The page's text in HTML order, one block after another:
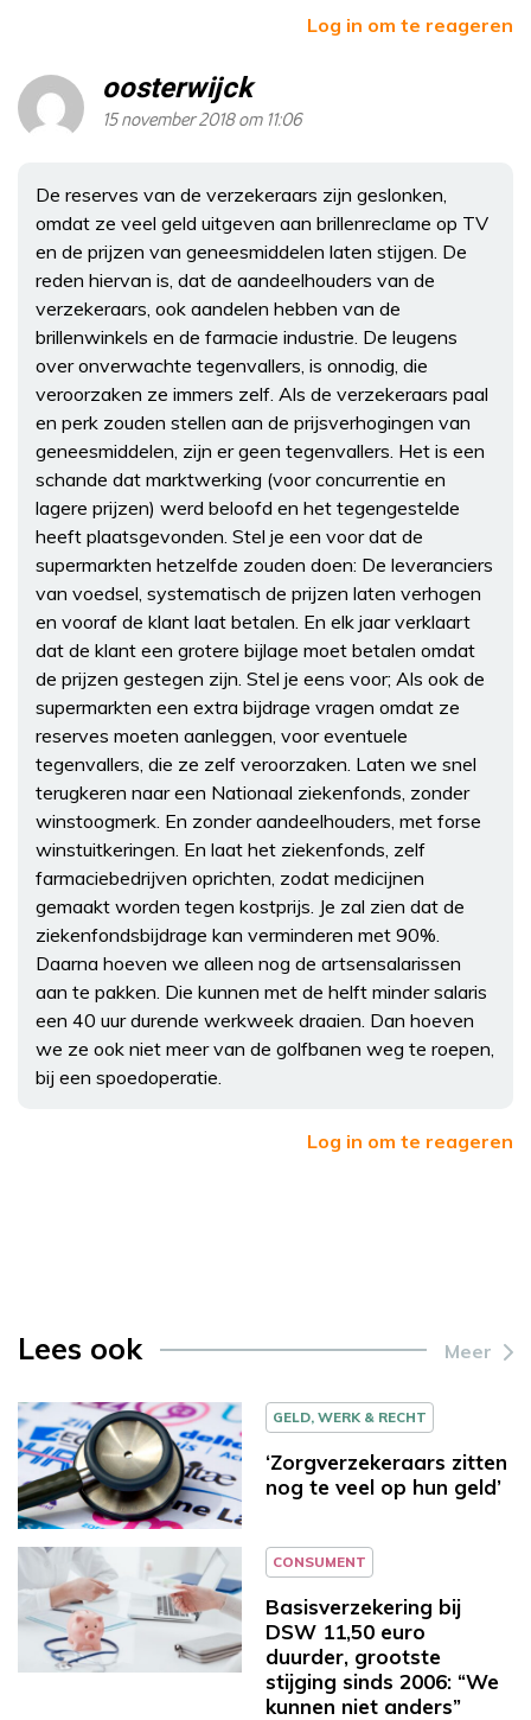
Log in om te reageren
oosterwijck
15 november 2018 om 11:06
De reserves van de verzekeraars zijn geslonken,
omdat ze veel geld uitgeven aan brillenreclame op TV
en de prijzen van geneesmiddelen laten stijgen. De
reden hiervan is, dat de aandeelhouders van de
verzekeraars, ook aandelen hebben van de
brillenwinkels en de farmacie industrie. De leugens
over onverwachte tegenvallers, is onnodig, die
veroorzaken ze immers zelf. Als de verzekeraars paal
en perk zouden stellen aan de prijsverhogingen van
geneesmiddelen, zijn er geen tegenvallers. Het is een
schande dat marktwerking (voor concurrentie en
lagere prijzen) werd beloofd en het tegengestelde
heeft plaatsgevonden. Stel je een voor dat de
supermarkten hetzelfde zouden doen: De leveranciers
van voedsel, systematisch de prijzen laten verhogen
en vooraf de klant laat betalen. En elk jaar verklaart
dat de klant een grotere bijlage moet betalen omdat
de prijzen gestegen zijn. Stel je eens voor; Als ook de
supermarkten een extra bijdrage vragen omdat ze
reserves moeten aanleggen, voor eventuele
tegenvallers, die ze zelf veroorzaken. Laten we snel
terugkeren naar een Nationaal ziekenfonds, zonder
winstoogmerk. En zonder aandeelhouders, met forse
winstuitkeringen. En laat het ziekenfonds, zelf
farmaciebedrijven oprichten, zodat medicijnen
gemaakt worden tegen kostprijs. Je zal zien dat de
ziekenfondsbijdrage kan verminderen met 90%.
Daarna hoeven we alleen nog de artsensalarissen
aan te pakken. Die kunnen met de helft minder salaris
een 40 uur durende werkweek draaien. Dan hoeven
we ze ook niet meer van de golfbanen weg te roepen,
bij een spoedoperatie.
Log in om te reageren
Lees ook Meer
GELD, WERK & RECHT
‘Zorgverzekeraars zitten
nog te veel op hun geld’
CONSUMENT
Basisverzekering bij
DSW 11,50 euro
duurder, grootste
stijging sinds 2006: “We
kunnen niet anders”